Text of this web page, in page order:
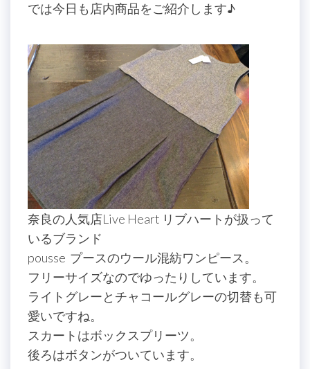
では今日も店内商品をご紹介します♪
奈良の人気店Live Heart リブハートが扱って
いるブランド
pousse プースのウール混紡ワンピース。
フリーサイズなのでゆったりしています。
ライトグレーとチャコールグレーの切替も可
愛いですね。
スカートはボックスプリーツ。
後ろはボタンがついています。